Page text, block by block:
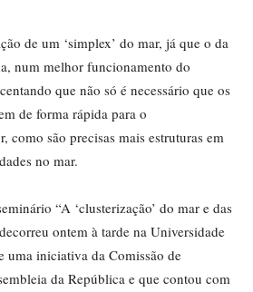
de um ‘simplex’ do mar, já que o da
num melhor funcionamento do
que não só é necessário que os
de forma rápida para o
como são precisas mais estruturas em
no mar.
“A ‘clusterização’ do mar e das
ontem à tarde na Universidade
uma iniciativa da Comissão de
da República e que contou com